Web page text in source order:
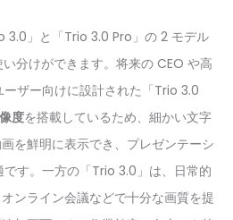
3.0」と「Trio 3.0 Pro」の 2 モデル
分けができます。将来の CEO や高
ザー向けに設計された「Trio 3.0
度を搭載しているため、細かい文字
を鮮明に表示でき、プレゼンテーシ
です。一方の「Trio 3.0」は、日常的
ンライン会議などで十分な画質を提